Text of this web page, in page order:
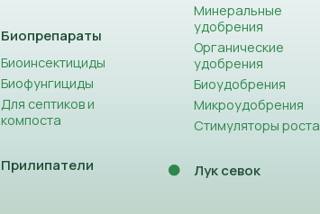
Биопрепараты
Биоинсектициды
Биофунгициды
Для септиков и
компоста
Прилипатели
Минеральные
удобрения
Органические
удобрения
Биоудобрения
Микроудобрения
Стимуляторы роста
Лук севок